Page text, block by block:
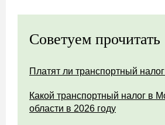
Советуем прочитать
Платят ли транспортный
Какой транспортный налог в
области в 2026 году